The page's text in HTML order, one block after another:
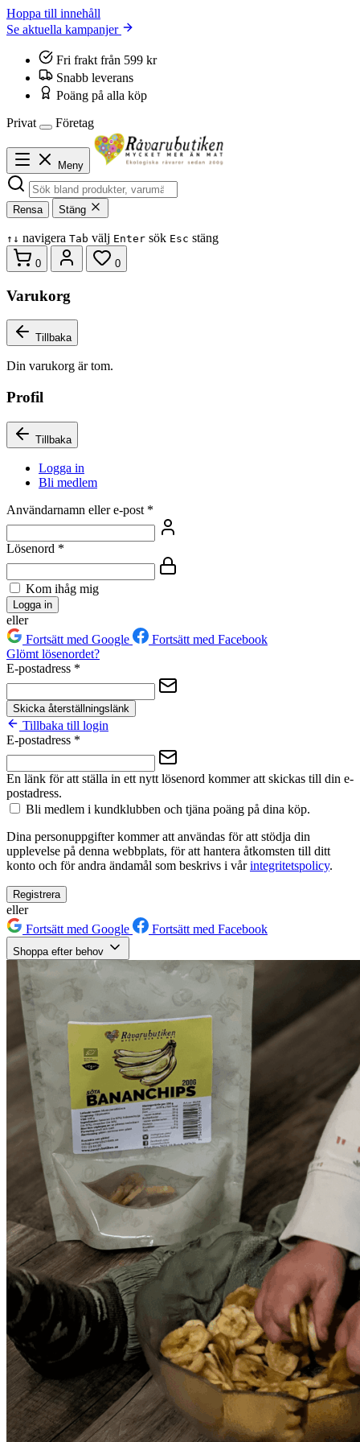
Hoppa till innehåll
Se aktuella kampanjer
Fri frakt från 599 kr
Snabb leverans
Poäng på alla köp
Privat
Företag
Meny
Rensa Stäng
↑ ↓ navigera Tab välj Enter sök Esc stäng
0 0
Varukorg
Tillbaka
Din varukorg är tom.
Profil
Tillbaka
Logga in
Bli medlem
Användarnamn eller e-post *
Lösenord *
Kom ihåg mig
Logga in
eller
Fortsätt med Google
Fortsätt med Facebook
Glömt lösenordet?
E-postadress *
Skicka återställningslänk
Tillbaka till login
E-postadress *
En länk för att ställa in ett nytt lösenord kommer att skickas till din e-
postadress.
Bli medlem i kundklubben och tjäna poäng på dina köp.
Dina personuppgifter kommer att användas för att stödja din
upplevelse på denna webbplats, för att hantera åtkomsten till ditt
konto och för andra ändamål som beskrivs i vårintegritetspolicy.
Registrera
eller
Fortsätt med Google
Fortsätt med Facebook
Shoppa efter behov